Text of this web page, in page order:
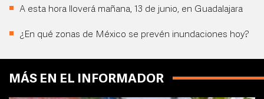
A esta hora lloverá mañana, 13 de junio, en Guadalajara
¿En qué zonas de México se prevén inundaciones hoy?
MÁS EN EL INFORMADOR